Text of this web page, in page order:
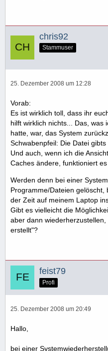
chris92
Stammuser
25. Dezember 2008 um 12:28
Vorab:
Es ist wirklich toll, dass ihr
hilft wirklich nichts... Das, was
hatte, war, das System
Schwabenpfeil: Die Datei
Und auch, wenn ich die
Caches ändere, funktioniert
Werden denn bei einer
Programme/Dateien
der Zeit auf meinem Laptop
Gibt es vielleicht die
aber dann
erstellt"?
feist79
Profi
25. Dezember 2008 um 20:49
Hallo,
bei einer